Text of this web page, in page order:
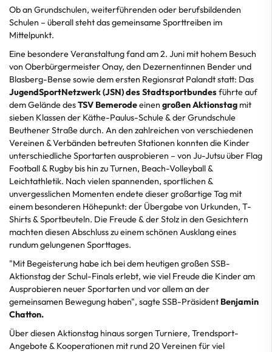
Ob an Grundschulen, weiterführenden oder berufsbildenden
Schulen – überall steht das gemeinsame Sporttreiben im
Mittelpunkt.
Eine besondere Veranstaltung fand am 2. Juni mit hohem Besuch
von Oberbürgermeister Onay, den Dezernentinnen Bender und
Blasberg-Bense sowie dem ersten Regionsrat Palandt statt: Das
JugendSportNetzwerk (JSN) des Stadtsportbundes führte auf
dem Gelände desTSV Bemerodeeinen großen Aktionstag mit
sieben Klassen der Käthe-Paulus-Schule & der Grundschule
Beuthener Straße durch. An den zahlreichen von verschiedenen
Vereinen & Verbänden betreuten Stationen konnten die Kinder
unterschiedliche Sportarten ausprobieren – von Ju-Jutsu über Flag
Football & Rugby bis hin zu Turnen, Beach-Volleyball &
Leichtathletik. Nach vielen spannenden, sportlichen &
unvergesslichen Momenten endete dieser großartige Tag mit
einem besonderen Höhepunkt: der Übergabe von Urkunden, T-
Shirts & Sportbeuteln. Die Freude & der Stolz in den Gesichtern
machten diesen Abschluss zu einem schönen Ausklang eines
rundum gelungenen Sporttages.
"Mit Begeisterung habe ich bei dem heutigen großen SSB-
Aktionstag der Schul-Finals erlebt, wie viel Freude die Kinder am
Ausprobieren neuer Sportarten und vor allem an der
gemeinsamen Bewegung haben", sagte SSB-Präsident Benjamin
Chatton.
Über diesen Aktionstag hinaus sorgen Turniere, Trendsport-
Angebote & Kooperationen mit rund 20 Vereinen für viel